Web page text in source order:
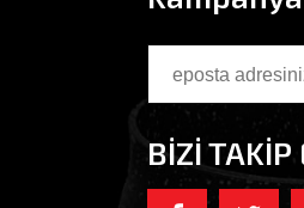
BİZİ TAKİP